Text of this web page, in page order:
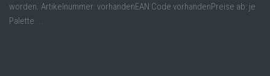
worden. Artikelnummer: vorhandenEAN Code vorhandenPreise ab: je
Palette ...